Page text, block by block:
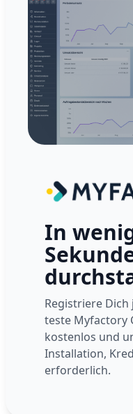
In
Registriere
teste Myfactory
kostenlos und
Installation,
erforderlich.